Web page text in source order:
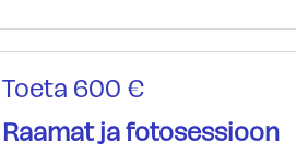
Toeta 600 €
Raamat ja fotosessioon